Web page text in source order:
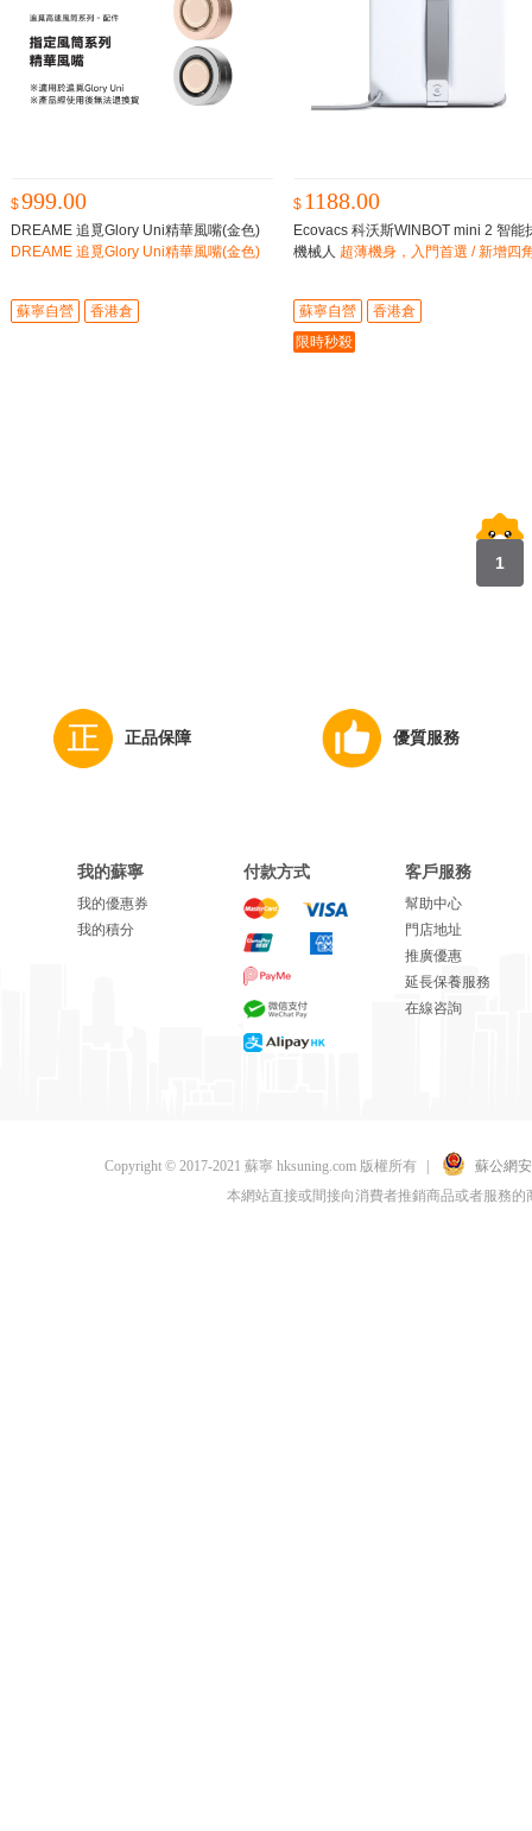
$999.00
DREAME 追覓Glory Uni精華風嘴(金色)
DREAME 追覓Glory Uni精華風嘴(金色)
蘇寧自營 香港倉
$ 1188.00
Ecovacs 科沃斯WINBOT mini 2 智能
機械人 超薄機身，入門首選 / 新增四
蘇寧自營
香港倉
限時秒殺
1
正品保障 優質服務
我的蘇寧
我的優惠券
我的積分
付款方式 客戶服務
幫助中心
門店地址
推廣優惠
延長保養服務
在線咨詢
Copyright © 2017-2021 蘇寧 hksuning.com 版權所有
蘇公網
本網站直接或間接向消費者推銷商品或者服務